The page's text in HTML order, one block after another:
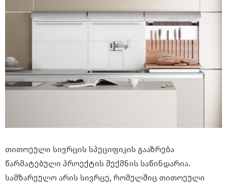
თითოეული სივრცის სპეციფიკის გააზრება
წარმატებული პროექტის შექმნის საწინდარია.
სამზარეულო არის სივრცე, რომელშიც თითოეული